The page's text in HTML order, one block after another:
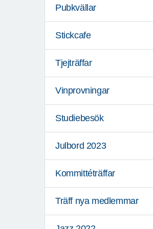
Pubkvällar
Stickcafe
Tjejträffar
Vinprovningar
Studiebesök
Julbord 2023
Kommittéträffar
Träff nya medlemmar